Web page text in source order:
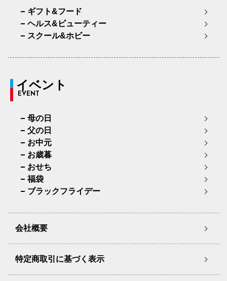
ギフト&フード
ヘルス&ビューティー
スクール&ホビー
イベント
EVENT
母の日
父の日
お中元
お歳暮
おせち
福袋
ブラックフライデー
会社概要
特定商取引に基づく表示